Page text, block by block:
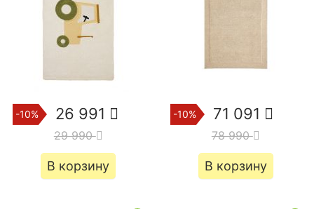
-10% 26 991
29 990
В корзину
-10% 71 091
78 990
В корзину